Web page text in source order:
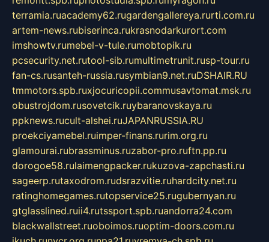
terramia.ruacademy62.rugardengallereya.rurti.com.ru
artem-news.rubiserinca.rukrasnodarkurort.com
imshowtv.rumebel-v-tule.rumobtopik.ru
pcsecurity.net.rutool-sib.rumultimetrunit.rusp-tour.ru
fan-cs.rusanteh-russia.rusymbian9.net.ruDSHAIR.RU
tmmotors.spb.ruxjocuricopii.commusavtomat.msk.ru
obustrojdom.rusovetcik.ruybaranovskaya.ru
ppknews.rucult-alshei.ruJAPANRUSSIA.RU
proekciyamebel.ruimper-finans.rurim.org.ru
glamourai.rubrassminus.ruzabor-pro.ruftn.pp.ru
dorogoe58.rulaimengpacker.rukuzova-zapchasti.ru
sageerp.rutaxodrom.rudsrazvitie.ruhardcity.net.ru
ratinghomegames.rutopservice25.rugubernyan.ru
gtglasslined.ruii4.rutssport.spb.ruandorra24.com
blackwallstreet.ruoboimos.ruoptim-doors.com.ru